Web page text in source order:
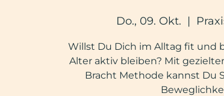
Do., 09. Okt.
  |
Willst Du Dich im Alltag fit und
Alter aktiv bleiben? Mit
Bracht Methode kannst Du